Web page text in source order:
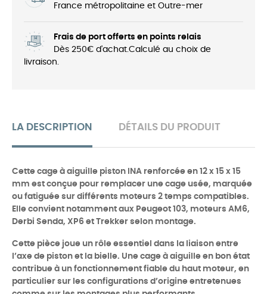
France métropolitaine et Outre-mer
Frais de port offerts en points relais
Dès 250€ d'achat.Calculé au choix de
livraison.
LA DESCRIPTION DÉTAILS DU PRODUIT
Cette cage à aiguille piston INA renforcée en 12 x 15 x 15
mm est conçue pour remplacer une cage usée, marquée
ou fatiguée sur différents moteurs 2 temps compatibles.
Elle convient notamment aux Peugeot 103, moteurs AM6,
Derbi Senda, XP6 et Trekker selon montage.
Cette pièce joue un rôle essentiel dans la liaison entre
l’axe de piston et la bielle. Une cage à aiguille en bon état
contribue à un fonctionnement fiable du haut moteur, en
particulier sur les configurations d’origine entretenues